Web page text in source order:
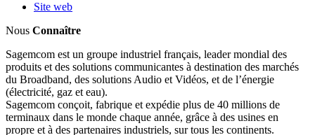
Site web
Nous Connaître
Sagemcom est un groupe industriel français, leader mondial des
produits et des solutions communicantes à destination des marchés
du Broadband, des solutions Audio et Vidéos, et de l’énergie
(électricité, gaz et eau).
Sagemcom conçoit, fabrique et expédie plus de 40 millions de
terminaux dans le monde chaque année, grâce à des usines en
propre et à des partenaires industriels, sur tous les continents.